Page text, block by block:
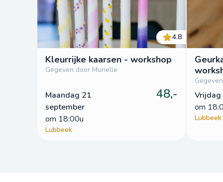
4.8
Kleurrijke kaarsen - workshop
Gegeven door Murielle
Maandag 21
september
om 18:00u
48,-
Lubbeek
Vrijdag
om
Lubbeek